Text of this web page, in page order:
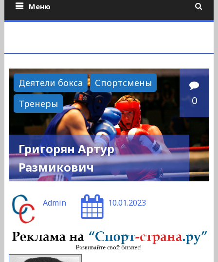
Меню
Деятели бокса
Спортсмены
Тренеры
0
Григорян Артур
Размикович
Admin 10.01.2023